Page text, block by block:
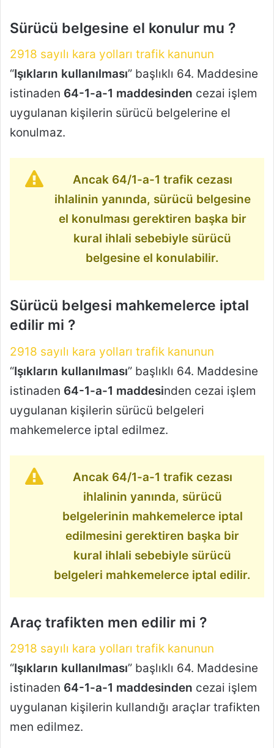
Sürücü belgesine el konulur mu ?
2918 sayılı kara yolları trafik kanunun
“Işıkların kullanılması” başlıklı 64. Maddesine
istinaden 64-1-a-1 maddesinden cezai işlem
uygulanan kişilerin sürücü belgelerine el
konulmaz.
Ancak 64/1-a-1 trafik cezası
ihlalinin yanında, sürücü belgesine
el konulması gerektiren başka bir
kural ihlali sebebiyle sürücü
belgesine el konulabilir.
Sürücü belgesi mahkemelerce iptal
edilir mi ?
2918 sayılı kara yolları trafik kanunun
“Işıkların kullanılması” başlıklı 64. Maddesine
istinaden 64-1-a-1 maddesinden cezai işlem
uygulanan kişilerin sürücü belgeleri
mahkemelerce iptal edilmez.
Ancak 64/1-a-1 trafik cezası
ihlalinin yanında, sürücü
belgelerinin mahkemelerce iptal
edilmesini gerektiren başka bir
kural ihlali sebebiyle sürücü
belgeleri mahkemelerce iptal edilir.
Araç trafikten men edilir mi ?
2918 sayılı kara yolları trafik kanunun
“Işıkların kullanılması” başlıklı 64. Maddesine
istinaden 64-1-a-1 maddesinden cezai işlem
uygulanan kişilerin kullandığı araçlar trafikten
men edilmez.